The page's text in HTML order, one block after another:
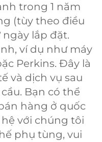
trong 1 năm
(tùy theo điều
ngày lắp đặt.
ví dụ như máy
Perkins. Đây là
và dịch vụ sau
Bạn có thể
hàng ở quốc
với chúng tôi
phụ tùng, vui